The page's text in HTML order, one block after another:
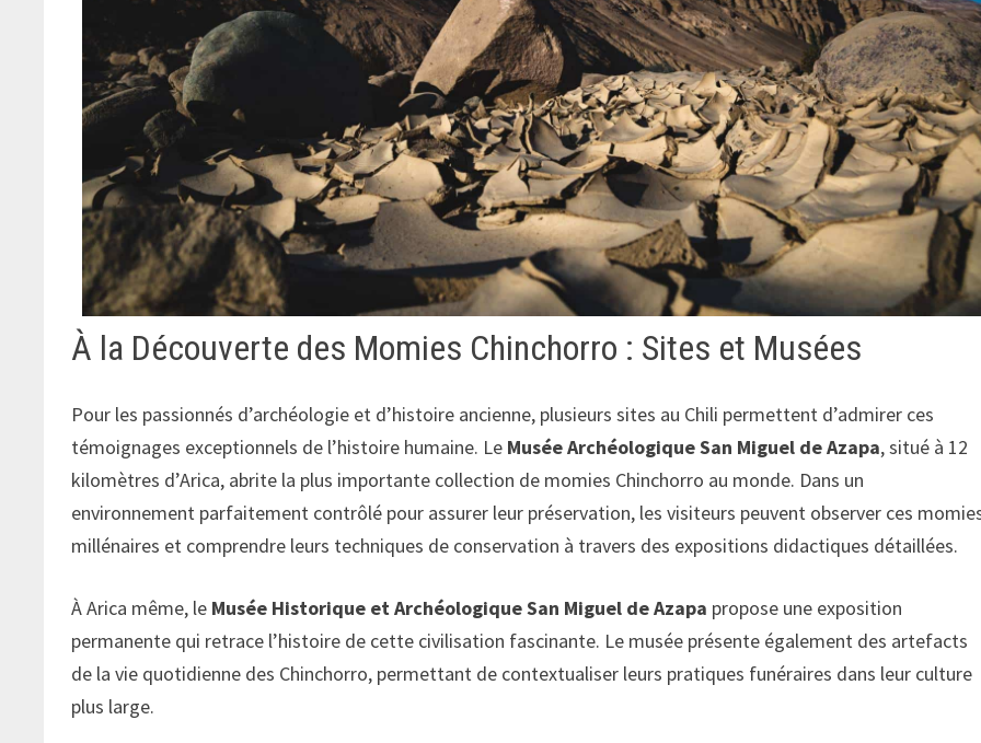
À la Découverte des Momies Chinchorro : Sites et Musées
Pour les passionnés d’archéologie et d’histoire ancienne, plusieurs sites au Chili permettent d’admirer ces
témoignages exceptionnels de l’histoire humaine. Le Musée Archéologique San Miguel de Azapa, situé à 12
kilomètres d’Arica, abrite la plus importante collection de momies Chinchorro au monde. Dans un
environnement parfaitement contrôlé pour assurer leur préservation, les visiteurs peuvent observer ces
millénaires et comprendre leurs techniques de conservation à travers des expositions didactiques détaillées.
À Arica même, le Musée Historique et Archéologique San Miguel de Azapa propose une exposition
permanente qui retrace l’histoire de cette civilisation fascinante. Le musée présente également des artefacts
de la vie quotidienne des Chinchorro, permettant de contextualiser leurs pratiques funéraires dans leur culture
plus large.